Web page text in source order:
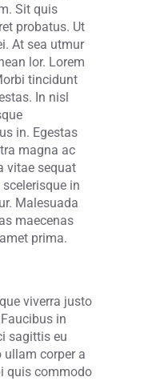
Sit quis
probatus. Ut
At sea utmur
lor. Lorem
tincidunt
In nisl
in. Egestas
magna ac
vitae sequat
in
Malesuada
maecenas
prima.
viverra justo
in
sagittis eu
corper a
quis commodo